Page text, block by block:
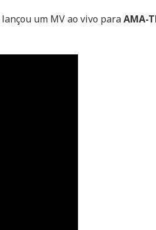
lançou um MV ao vivo paraAMA-